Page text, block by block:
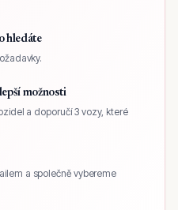
hledáte
možnosti
a doporučí 3 vozy, které
a společně vybereme